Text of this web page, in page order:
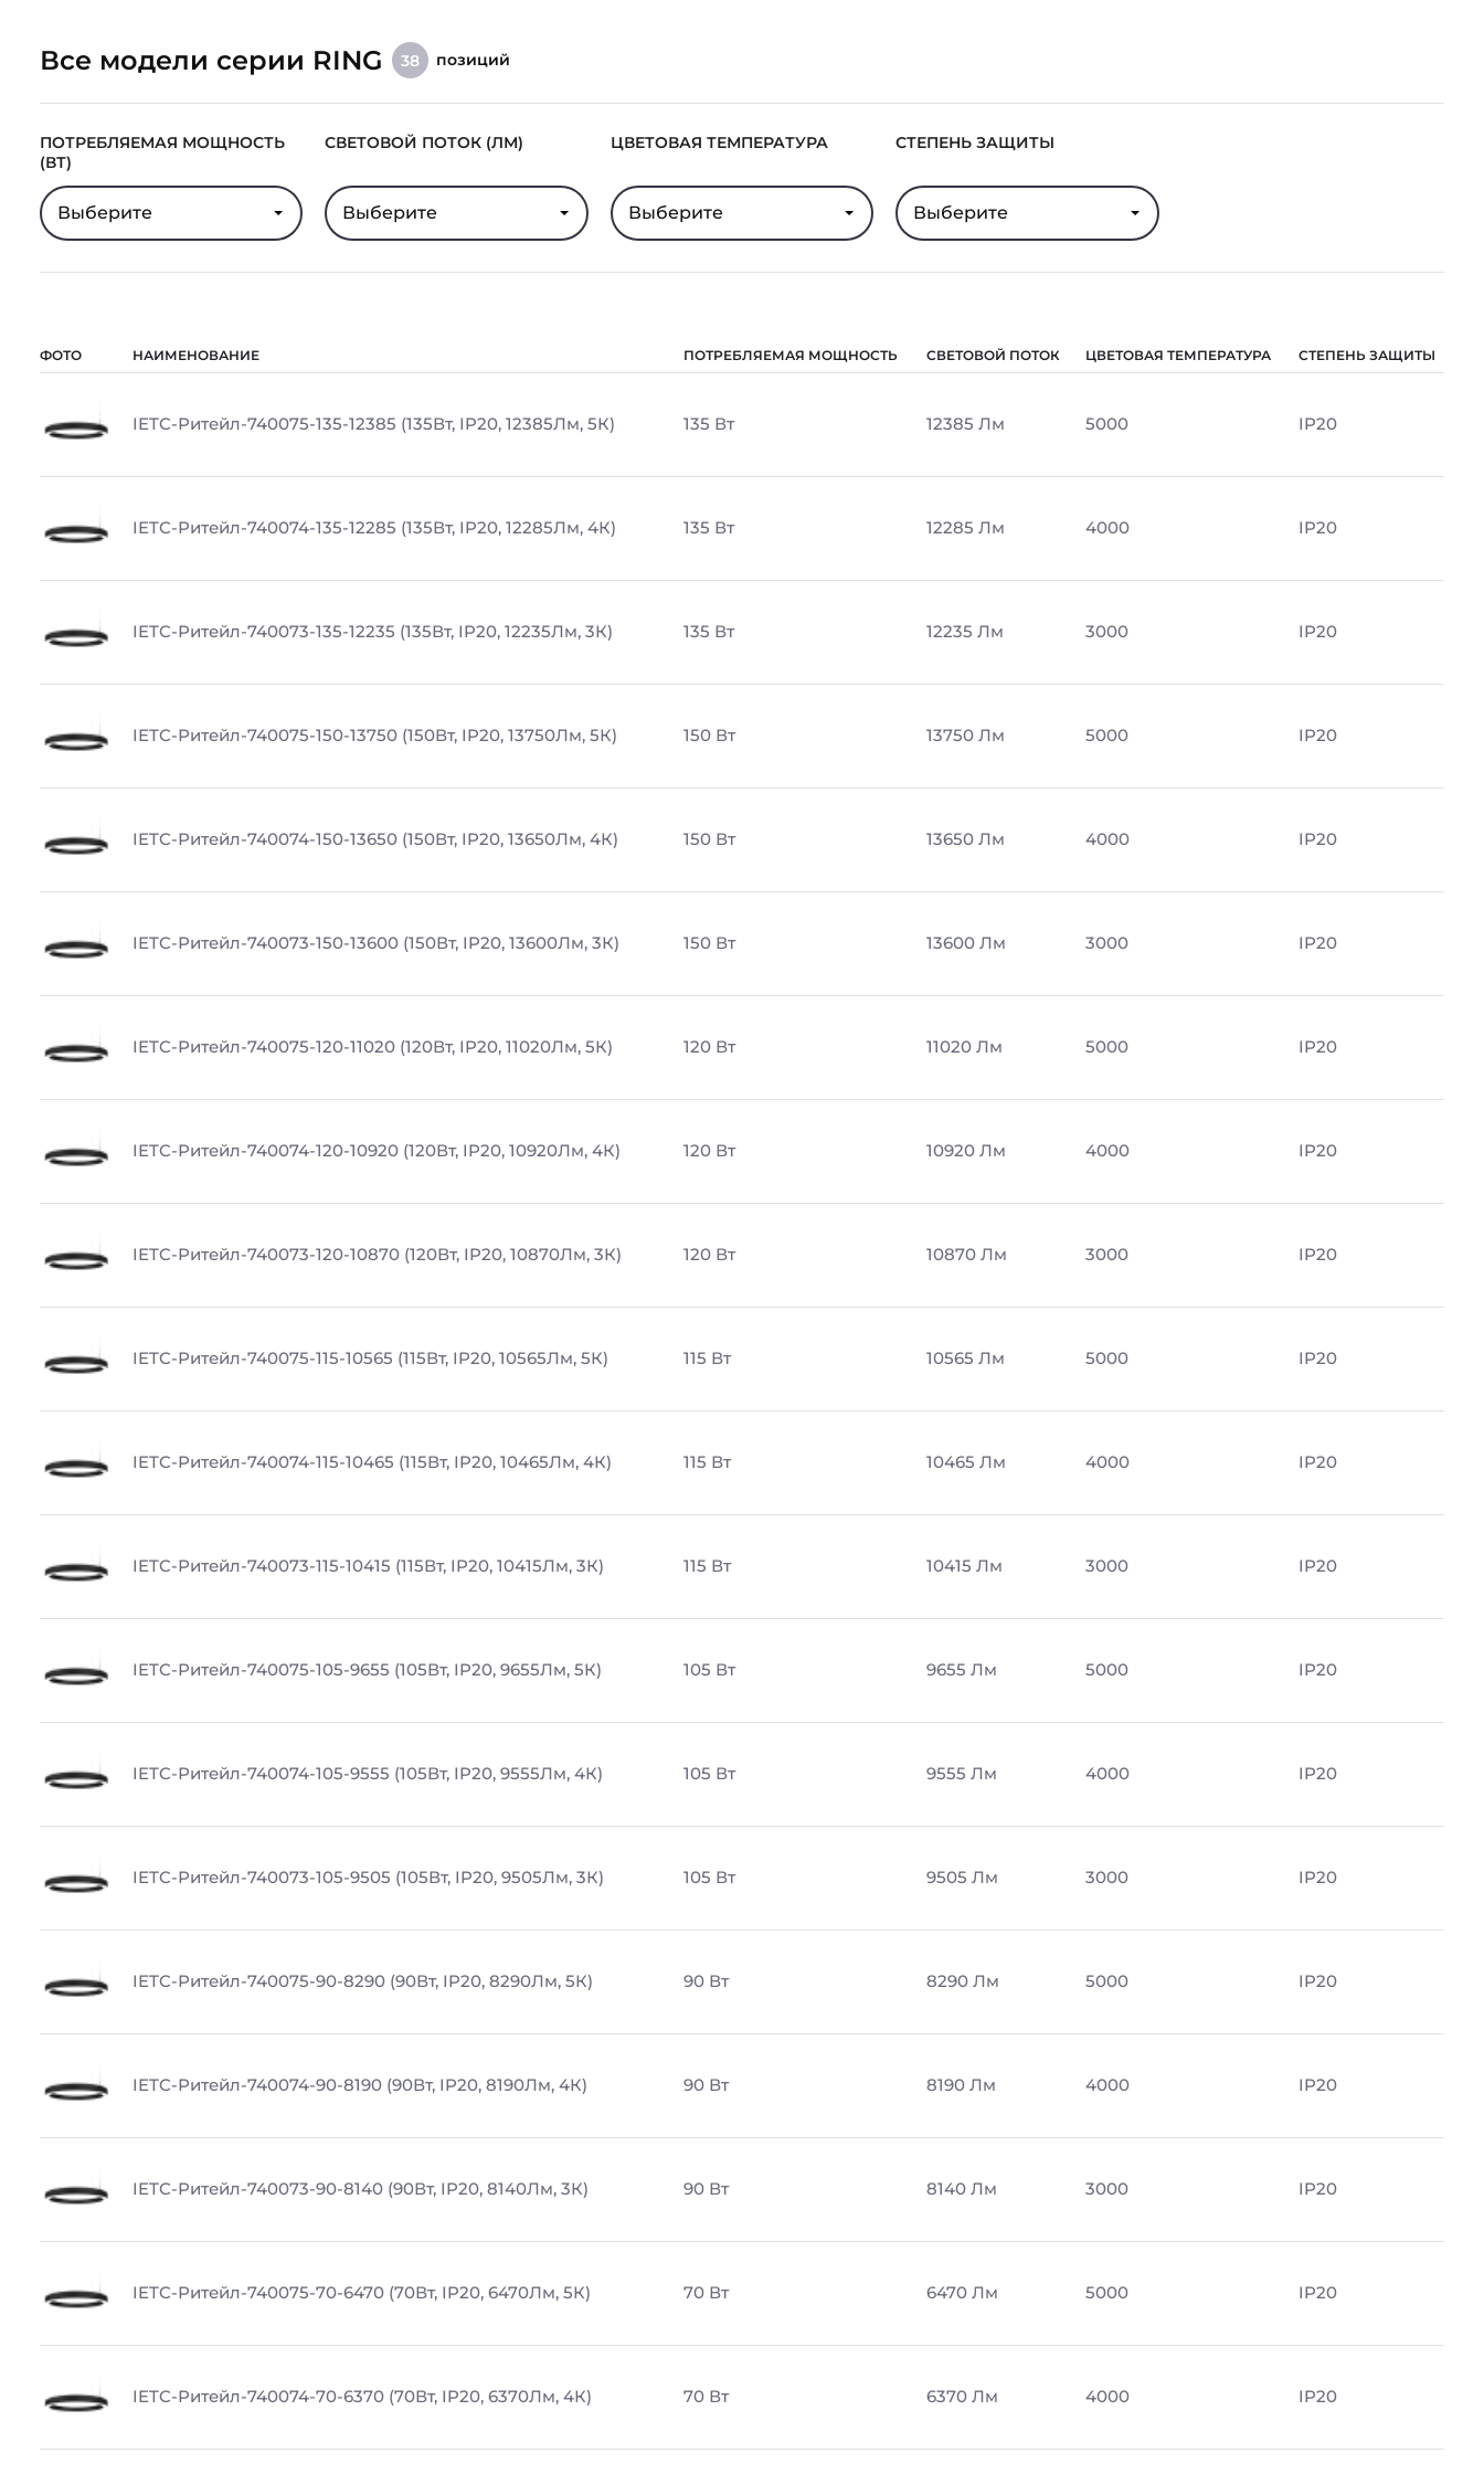
Все модели серии RING 38 позиций
ПОТРЕБЛЯЕМАЯ МОЩНОСТЬ
(ВТ)
Выберите
СВЕТОВОЙ ПОТОК (ЛМ)
Выберите
ЦВЕТОВАЯ ТЕМПЕРАТУРА
Выберите
СТЕПЕНЬ ЗАЩИТЫ
Выберите
ФОТО НАИМЕНОВАНИЕ ПОТРЕБЛЯЕМАЯ МОЩНОСТЬ СВЕТОВОЙ ПОТОК ЦВЕТОВАЯ ТЕМПЕРАТУРА СТЕПЕНЬ ЗАЩИТЫ
IETC-Ритейл-740075-135-12385 (135Вт, IP20, 12385Лм, 5К) 135 Вт 12385 Лм 5000 IP20
IETC-Ритейл-740074-135-12285 (135Вт, IP20, 12285Лм, 4К) 135 Вт 12285 Лм 4000 IP20
IETC-Ритейл-740073-135-12235 (135Вт, IP20, 12235Лм, 3К) 135 Вт 12235 Лм 3000 IP20
IETC-Ритейл-740075-150-13750 (150Вт, IP20, 13750Лм, 5К) 150 Вт 13750 Лм 5000 IP20
IETC-Ритейл-740074-150-13650 (150Вт, IP20, 13650Лм, 4К) 150 Вт 13650 Лм 4000 IP20
IETC-Ритейл-740073-150-13600 (150Вт, IP20, 13600Лм, 3К) 150 Вт 13600 Лм 3000 IP20
IETC-Ритейл-740075-120-11020 (120Вт, IP20, 11020Лм, 5К) 120 Вт 11020 Лм 5000 IP20
IETC-Ритейл-740074-120-10920 (120Вт, IP20, 10920Лм, 4К) 120 Вт 10920 Лм 4000 IP20
IETC-Ритейл-740073-120-10870 (120Вт, IP20, 10870Лм, 3К) 120 Вт 10870 Лм 3000 IP20
IETC-Ритейл-740075-115-10565 (115Вт, IP20, 10565Лм, 5К) 115 Вт 10565 Лм 5000 IP20
IETC-Ритейл-740074-115-10465 (115Вт, IP20, 10465Лм, 4К) 115 Вт 10465 Лм 4000 IP20
IETC-Ритейл-740073-115-10415 (115Вт, IP20, 10415Лм, 3К) 115 Вт 10415 Лм 3000 IP20
IETC-Ритейл-740075-105-9655 (105Вт, IP20, 9655Лм, 5К) 105 Вт 9655 Лм 5000 IP20
IETC-Ритейл-740074-105-9555 (105Вт, IP20, 9555Лм, 4К) 105 Вт 9555 Лм 4000 IP20
IETC-Ритейл-740073-105-9505 (105Вт, IP20, 9505Лм, 3К) 105 Вт 9505 Лм 3000 IP20
IETC-Ритейл-740075-90-8290 (90Вт, IP20, 8290Лм, 5К) 90 Вт 8290 Лм 5000 IP20
IETC-Ритейл-740074-90-8190 (90Вт, IP20, 8190Лм, 4К) 90 Вт 8190 Лм 4000 IP20
IETC-Ритейл-740073-90-8140 (90Вт, IP20, 8140Лм, 3К) 90 Вт 8140 Лм 3000 IP20
IETC-Ритейл-740075-70-6470 (70Вт, IP20, 6470Лм, 5К) 70 Вт 6470 Лм 5000 IP20
IETC-Ритейл-740074-70-6370 (70Вт, IP20, 6370Лм, 4К) 70 Вт 6370 Лм 4000 IP20